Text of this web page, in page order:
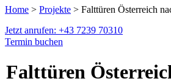
Home > Projekte > Falttüren Österreich
Jetzt anrufen: +43 7239 70310
Termin buchen
Falttüren